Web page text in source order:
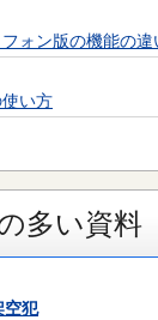
ォン版の機能の違
い方
多い資料
空犯